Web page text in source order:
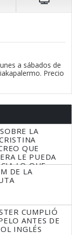
a sábados de
Precio
LA
QUE
LE PUEDA
LO QUE
DE LA
CUMPLIÓ
ANTES DE
INGLÉS